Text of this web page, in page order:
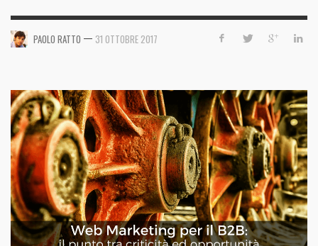
PAOLO RATTO — 31 OTTOBRE 2017